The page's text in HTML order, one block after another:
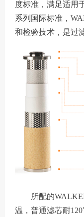
度标准，满足适用
系列国际标准，
和检验技术，是过
所配的
温，普通滤芯耐